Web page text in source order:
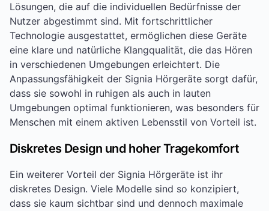
Lösungen, die auf die individuellen Bedürfnisse der
Nutzer abgestimmt sind. Mit fortschrittlicher
Technologie ausgestattet, ermöglichen diese Geräte
eine klare und natürliche Klangqualität, die das Hören
in verschiedenen Umgebungen erleichtert. Die
Anpassungsfähigkeit der Signia Hörgeräte sorgt dafür,
dass sie sowohl in ruhigen als auch in lauten
Umgebungen optimal funktionieren, was besonders für
Menschen mit einem aktiven Lebensstil von Vorteil ist.
Diskretes Design und hoher Tragekomfort
Ein weiterer Vorteil der Signia Hörgeräte ist ihr
diskretes Design. Viele Modelle sind so konzipiert,
dass sie kaum sichtbar sind und dennoch maximale